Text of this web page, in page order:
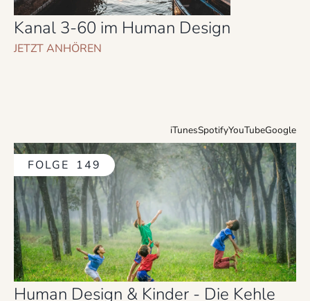
Kanal 3-60 im Human Design
JETZT ANHÖREN
iTunesSpotifyYouTubeGoogle
FOLGE 149
Human Design & Kinder - Die Kehle